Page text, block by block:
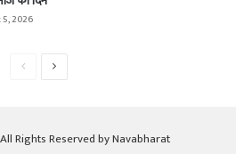
2026
PreviousNext
Rights Reserved by Navabharat